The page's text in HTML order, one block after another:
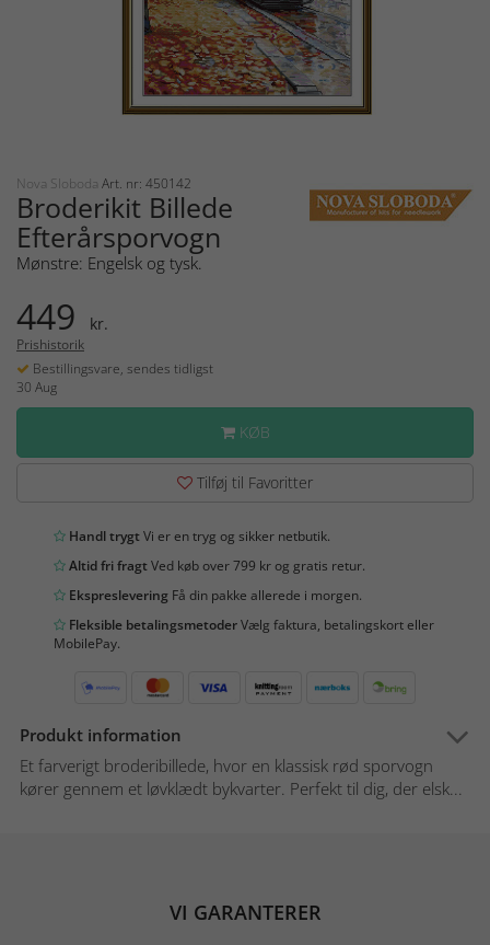
Nova Sloboda Art. nr: 450142
Broderikit Billede
Efterårsporvogn
Mønstre: Engelsk og tysk.
449 kr.
Prishistorik
Bestillingsvare, sendes tidligst
30 Aug
KØB
Tilføj til Favoritter
Handl trygtVi er en tryg og sikker netbutik.
Altid fri fragtVed køb over 799 kr og gratis retur.
Ekspreslevering Få din pakke allerede i morgen.
Fleksible betalingsmetoderVælg faktura, betalingskort eller
MobilePay.
Produkt information
Et farverigt broderibillede, hvor en klassisk rød sporvogn
kører gennem et løvklædt bykvarter. Perfekt til dig, der elsk...
VI GARANTERER